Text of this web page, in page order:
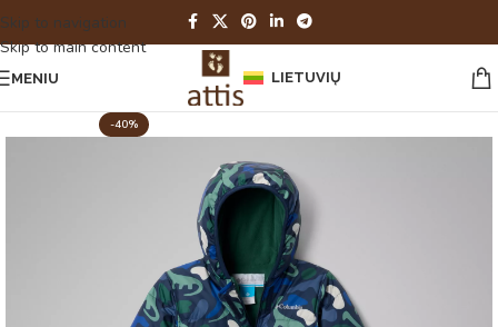
Skip to navigation
Skip to main content
MENIU LIETUVIŲ
-40%